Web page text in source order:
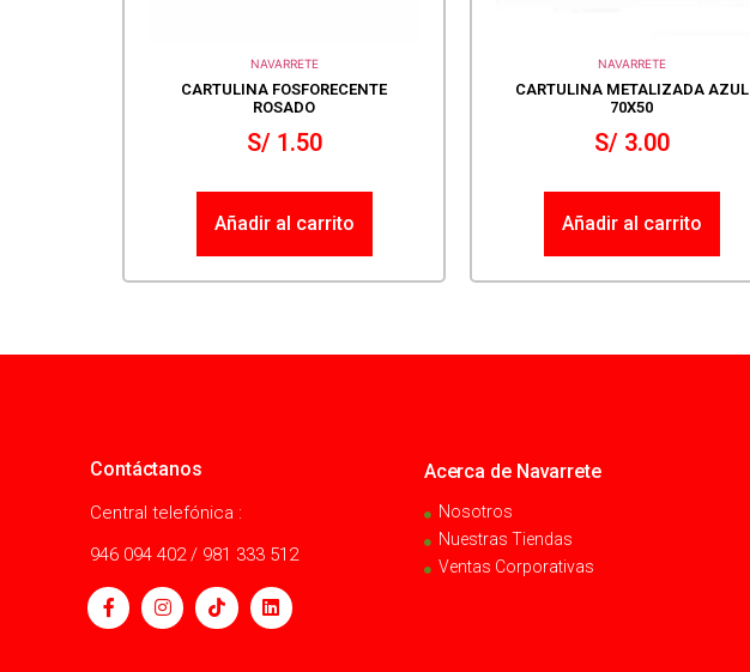
NAVARRETE
CARTULINA FOSFORECENTE
ROSADO
S/1.50
Añadir al carrito
NAVARRETE
CARTULINA METALIZADA AZUL
70X50
S/3.00
Añadir al carrito
Contáctanos
Central telefónica :
946 094 402 / 981 333 512
Acerca de Navarrete
Nosotros
Nuestras Tiendas
Ventas Corporativas